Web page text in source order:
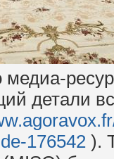
медиа-
детали
176542 ).